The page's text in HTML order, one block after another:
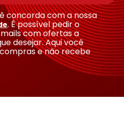
concorda com a nossa
. É possível pedir o
com ofertas a
desejar. Aqui você
e não recebe